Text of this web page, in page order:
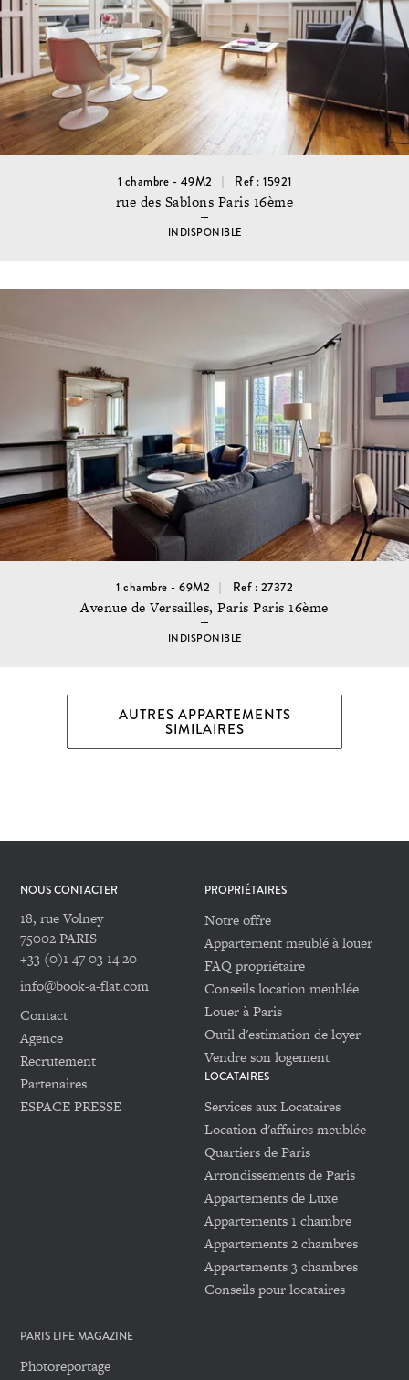
1 chambre - 49M2 Ref : 15921
rue des Sablons Paris 16ème
INDISPONIBLE
1 chambre - 69M2 Ref : 27372
Avenue de Versailles, Paris Paris 16ème
INDISPONIBLE
AUTRES APPARTEMENTS
SIMILAIRES
NOUS CONTACTER
18, rue Volney
75002 PARIS
+33 (0)1 47 03 14 20
info@book-a-flat.com
Contact
Agence
Recrutement
Partenaires
ESPACE PRESSE
PROPRIÉTAIRES
Notre offre
Appartement meublé à louer
FAQ propriétaire
Conseils location meublée
Louer à Paris
Outil d'estimation de loyer
Vendre son logement
LOCATAIRES
Services aux Locataires
Location d'affaires meublée
Quartiers de Paris
Arrondissements de Paris
Appartements de Luxe
Appartements 1 chambre
Appartements 2 chambres
Appartements 3 chambres
Conseils pour locataires
PARIS LIFE MAGAZINE
Photoreportage